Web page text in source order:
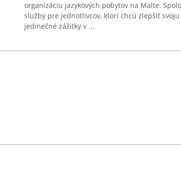
organizáciu jazykových pobytov na Malte.
služby pre jednotlivcov, ktorí chcú zlepšiť
jedinečné zážitky v ...